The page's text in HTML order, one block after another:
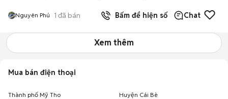
Nguyên Phú 1 đã bán Bấm để hiện số Chat
Xem thêm
Mua bán điện thoại
Thành phố Mỹ Tho Huyện Cái Bè